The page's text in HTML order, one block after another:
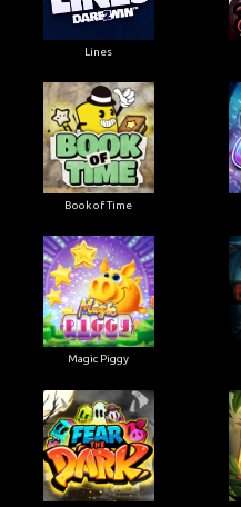
Lines
Book of Time
Magic Piggy